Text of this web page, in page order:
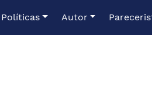
Políticas Autor